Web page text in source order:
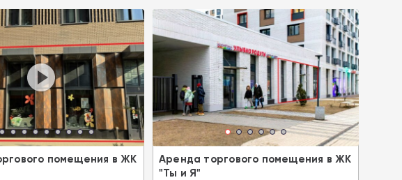
помещения в ЖК
Аренда торгового помещения в ЖК
"Ты и Я"